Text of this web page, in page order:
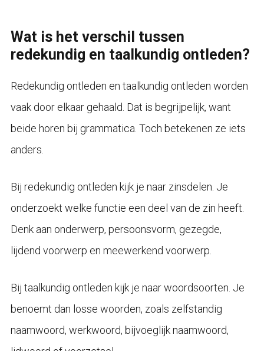
Wat is het verschil tussen
redekundig en taalkundig ontleden?
Redekundig ontleden en taalkundig ontleden worden
vaak door elkaar gehaald. Dat is begrijpelijk, want
beide horen bij grammatica. Toch betekenen ze iets
anders.
Bij redekundig ontleden kijk je naar zinsdelen. Je
onderzoekt welke functie een deel van de zin heeft.
Denk aan onderwerp, persoonsvorm, gezegde,
lijdend voorwerp en meewerkend voorwerp.
Bij taalkundig ontleden kijk je naar woordsoorten. Je
benoemt dan losse woorden, zoals zelfstandig
naamwoord, werkwoord, bijvoeglijk naamwoord,